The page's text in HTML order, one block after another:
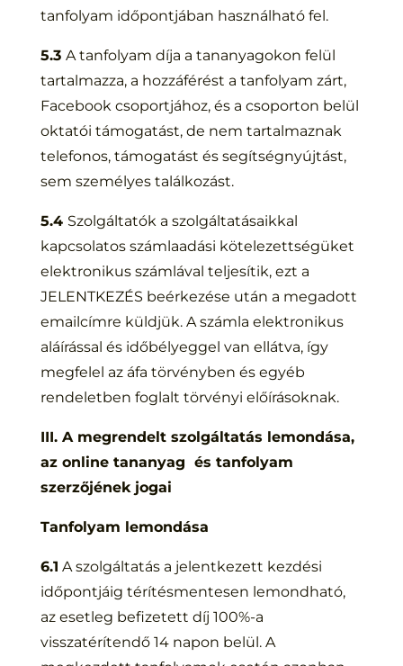
tanfolyam időpontjában használható fel.
5.3 A tanfolyam díja a tananyagokon felül
tartalmazza, a hozzáférést a tanfolyam zárt,
Facebook csoportjához, és a csoporton belül
oktatói támogatást, de nem tartalmaznak
telefonos, támogatást és segítségnyújtást,
sem személyes találkozást.
5.4 Szolgáltatók a szolgáltatásaikkal
kapcsolatos számlaadási kötelezettségüket
elektronikus számlával teljesítik, ezt a
JELENTKEZÉS beérkezése után a megadott
emailcímre küldjük. A számla elektronikus
aláírással és időbélyeggel van ellátva, így
megfelel az áfa törvényben és egyéb
rendeletben foglalt törvényi előírásoknak.
III. A megrendelt szolgáltatás lemondása,
az online tananyag és tanfolyam
szerzőjének jogai
Tanfolyam lemondása
6.1 A szolgáltatás a jelentkezett kezdési
időpontjáig térítésmentesen lemondható,
az esetleg befizetett díj 100%-a
visszatérítendő 14 napon belül. A